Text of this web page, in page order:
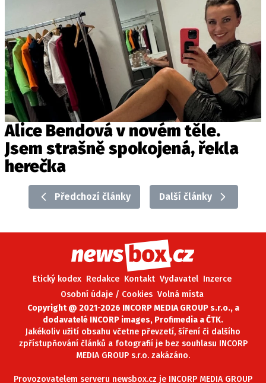
Alice Bendová v novém těle.
Jsem strašně spokojená, řekla
herečka
Předchozí články Další články
Etický kodex Redakce Kontakt Vydavatel Inzerce
Osobní údaje / Cookies Volná místa
Copyright @ 2021-2026 INCORP MEDIA GROUP s.r.o., a
dodavatelé INCORP images, Profimedia a ČTK.
Jakékoliv užití obsahu včetne převzetí, šíření či dalšího
zpřístupňování článků a fotografií je bez souhlasu INCORP
MEDIA GROUP s.r.o. zakázáno.
Provozovatelem serveru newsbox.cz je INCORP MEDIA GROUP